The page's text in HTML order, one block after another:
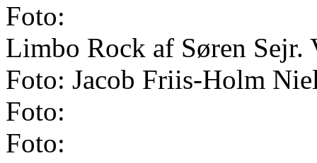
Foto:
Limbo Rock af Søren
Foto: Jacob Friis-Holm
Foto:
Foto: